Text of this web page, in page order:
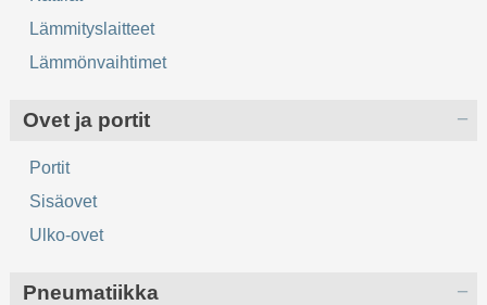
Lämmityslaitteet
Lämmönvaihtimet
Ovet ja portit
Portit
Sisäovet
Ulko-ovet
Pneumatiikka